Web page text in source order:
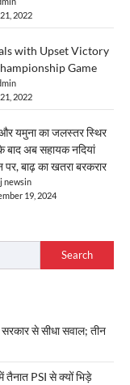
2022
with Upset Victory
Game
2022
यमुना का जलस्तर स्थिर
बाद अब सहायक नदियां
पर, बाढ़ का खतरा बरकरार
newsin
19, 2024
Search
सरकार से सीधा सवाल; तीन
तैनात PSI से क्यों भिड़े